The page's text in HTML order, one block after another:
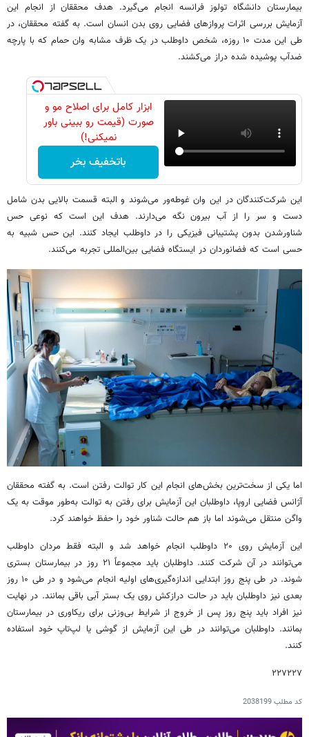
بیمارستان دانشگاه تولوز فرانسه انجام می‌گیرد. هدف محققان از انجام این
آزمایش بررسی اثرات پروازهای فضایی روی بدن انسان است. به گفته محققان، در
طی این مدت ۱۰ روزه، شخص داوطلب در یک ظرف مشابه وان حمام که با پارچه
ضدآب پوشیده شده دراز می‌کشند.
ابزار کامل برای اصلاح مو و
صورت (قیمت رو ببینی باور
نمیکنی!)
باتخفیف بخر
این شرکت‌کنندگان در این وان غوطه‌ور می‌شوند و البته قسمت بالایی بدن شامل
دست و سر را از آب بیرون نگه می‌دارند. هدف این است که نوعی حس
شناورشدن بدون پشتیبانی فیزیکی را در داوطلب ایجاد کنند. این حس شبیه به
حسی است که فضانوردان در ایستگاه فضایی بین‌المللی تجربه می‌کنند.
اما یکی از سخت‌ترین بخش‌های انجام این کار توالت رفتن است. به گفته محققان
آژانس فضایی اروپا، داوطلبان این آزمایش برای رفتن به توالت به‌طور موقت به یک
واگن منتقل می‌شوند اما باز هم حالت شناور خود را حفظ خواهند کرد.
این آزمایش روی ۲۰ داوطلب انجام خواهد شد و البته فقط مردان داوطلب
می‌توانند در آن شرکت کنند. داوطلبان باید مجموعاً ۲۱ روز در بیمارستان بستری
شوند. در طی پنج روز ابتدایی اندازه‌گیری‌های اولیه انجام می‌شود و در طی ۱۰ روز
بعدی نیز داوطلبان باید در حالت درازکش روی یک بستر آبی باقی بمانند. در نهایت
نیز افراد باید پنج روز پس از خروج از شرایط بی‌وزنی برای ریکاوری در بیمارستان
بمانند. داوطلبان می‌توانند در طی این آزمایش از گوشی یا لپ‌تاپ خود استفاده
کنند.
۲۲۷۲۲۷
کد مطلب2038199